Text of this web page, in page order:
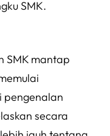
SMK.
SMK mantap
pengenalan
secara